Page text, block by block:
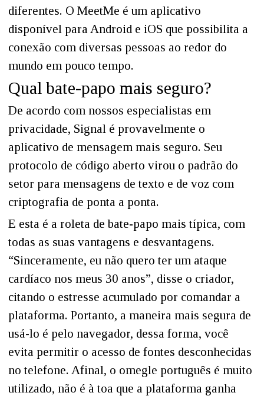
diferentes. O MeetMe é um aplicativo
disponível para Android e iOS que possibilita a
conexão com diversas pessoas ao redor do
mundo em pouco tempo.
Qual bate-papo mais seguro?
De acordo com nossos especialistas em
privacidade, Signal é provavelmente o
aplicativo de mensagem mais seguro. Seu
protocolo de código aberto virou o padrão do
setor para mensagens de texto e de voz com
criptografia de ponta a ponta.
E esta é a roleta de bate-papo mais típica, com
todas as suas vantagens e desvantagens.
“Sinceramente, eu não quero ter um ataque
cardíaco nos meus 30 anos”, disse o criador,
citando o estresse acumulado por comandar a
plataforma. Portanto, a maneira mais segura de
usá-lo é pelo navegador, dessa forma, você
evita permitir o acesso de fontes desconhecidas
no telefone. Afinal, o omegle português é muito
utilizado, não é à toa que a plataforma ganha